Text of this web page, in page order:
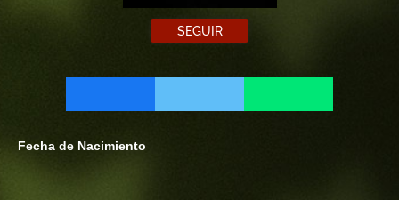
SEGUIR
Fecha de Nacimiento